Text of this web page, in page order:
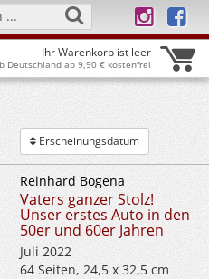
Ihr Warenkorb ist leer
Deutschland ab 9,90 € kostenfrei
Erscheinungsdatum
Reinhard Bogena
Vaters ganzer Stolz!
Unser erstes Auto in den
50er und 60er Jahren
Juli 2022
64 Seiten, 24,5 x 32,5 cm